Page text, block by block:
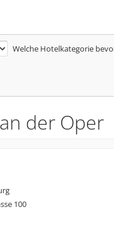
Welche Hotelkategorie
der Oper
100